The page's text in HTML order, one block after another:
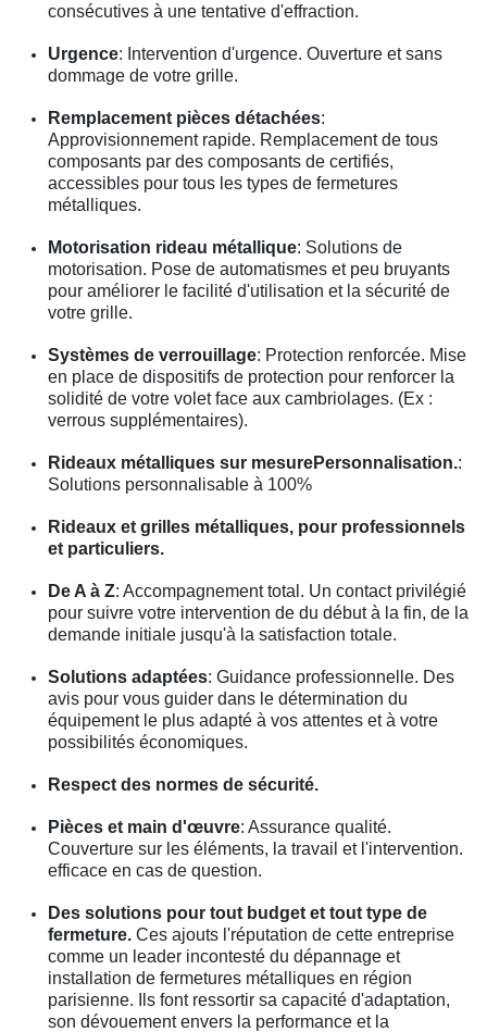
consécutives à une tentative d'effraction.
Urgence: Intervention d'urgence. Ouverture et sans
dommage de votre grille.
Remplacement pièces détachées:
Approvisionnement rapide. Remplacement de tous
composants par des composants de certifiés,
accessibles pour tous les types de fermetures
métalliques.
Motorisation rideau métallique: Solutions de
motorisation. Pose de automatismes et peu bruyants
pour améliorer le facilité d'utilisation et la sécurité de
votre grille.
Systèmes de verrouillage: Protection renforcée. Mise
en place de dispositifs de protection pour renforcer la
solidité de votre volet face aux cambriolages. (Ex :
verrous supplémentaires).
Rideaux métalliques sur mesurePersonnalisation.:
Solutions personnalisable à 100%
Rideaux et grilles métalliques, pour professionnels
et particuliers.
De A à Z: Accompagnement total. Un contact privilégié
pour suivre votre intervention de du début à la fin, de la
demande initiale jusqu'à la satisfaction totale.
Solutions adaptées: Guidance professionnelle. Des
avis pour vous guider dans le détermination du
équipement le plus adapté à vos attentes et à votre
possibilités économiques.
Respect des normes de sécurité.
Pièces et main d'œuvre: Assurance qualité.
Couverture sur les éléments, la travail et l'intervention.
efficace en cas de question.
Des solutions pour tout budget et tout type de
fermeture. Ces ajouts l'réputation de cette entreprise
comme un leader incontesté du dépannage et
installation de fermetures métalliques en région
parisienne. Ils font ressortir sa capacité d'adaptation,
son dévouement envers la performance et la